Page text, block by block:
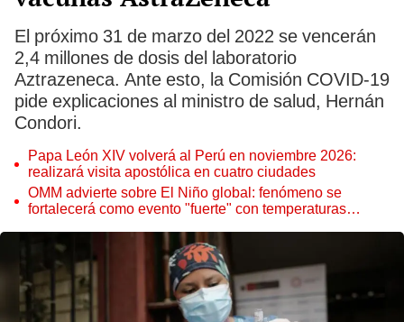
El próximo 31 de marzo del 2022 se vencerán
2,4 millones de dosis del laboratorio
Aztrazeneca. Ante esto, la Comisión COVID-19
pide explicaciones al ministro de salud, Hernán
Condori.
Papa León XIV volverá al Perú en noviembre 2026:
realizará visita apostólica en cuatro ciudades
OMM advierte sobre El Niño global: fenómeno se
fortalecerá como evento "fuerte" con temperaturas